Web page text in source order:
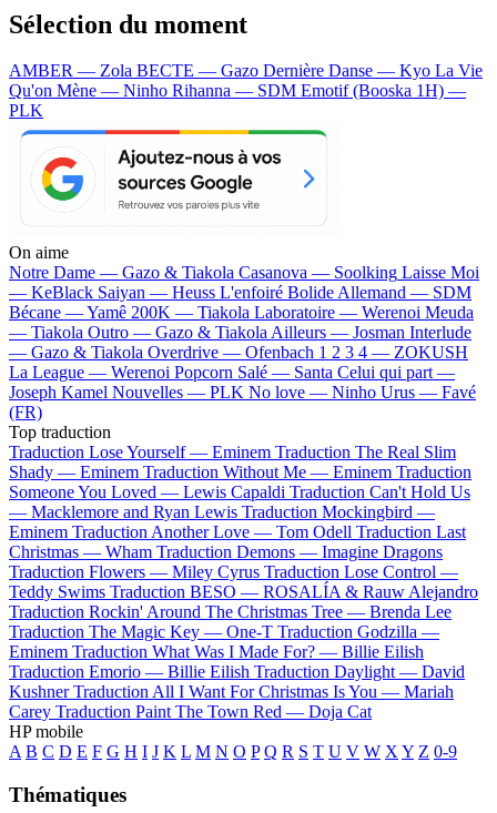
Sélection du moment
AMBER — Zola BECTE — Gazo Dernière Danse — Kyo La Vie
Qu'on Mène — Ninho Rihanna — SDM Emotif (Booska 1H) —
PLK
On aime
Notre Dame — Gazo & Tiakola Casanova — Soolking Laisse Moi
— KeBlack Saiyan — Heuss L'enfoiré Bolide Allemand — SDM
Bécane —Yamê 200K — Tiakola Laboratoire — Werenoi Meuda
— Tiakola Outro — Gazo & TiakolaAilleurs — Josman Interlude
— Gazo & Tiakola Overdrive — Ofenbach 1 2 3 4 — ZOKUSH
La League — Werenoi Popcorn Salé — Santa Celui qui part —
Joseph Kamel Nouvelles — PLK No love — Ninho Urus — Favé
(FR)
Top traduction
Traduction Lose Yourself — Eminem Traduction The Real Slim
Shady — Eminem Traduction Without Me — Eminem Traduction
Someone You Loved — Lewis Capaldi Traduction Can't Hold Us
— Macklemore and Ryan Lewis Traduction Mockingbird —
Eminem Traduction Another Love — Tom Odell Traduction Last
Christmas — Wham Traduction Demons — Imagine Dragons
Traduction Flowers — Miley Cyrus Traduction Lose Control —
Teddy Swims Traduction BESO — ROSALÍA & Rauw Alejandro
Traduction Rockin' Around The Christmas Tree — Brenda Lee
Traduction The Magic Key — One-T Traduction Godzilla —
Eminem Traduction What Was I Made For? — Billie Eilish
Traduction Emorio — Billie Eilish Traduction Daylight — David
Kushner Traduction All I Want For Christmas Is You — Mariah
Carey Traduction Paint The Town Red — Doja Cat
HP mobile
A B C D E F G H I J K L M N O P Q R S T U V W XY Z 0-9
Thématiques